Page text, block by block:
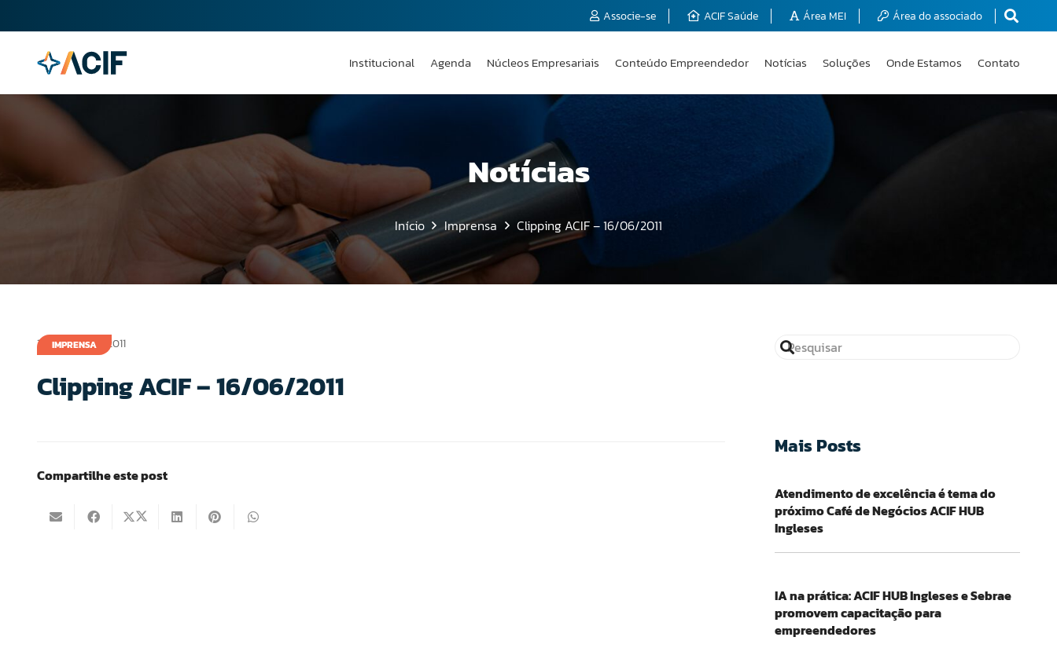
Associe-se ACIF Saúde Área MEI Área do associado
Institucional Agenda Núcleos Empresariais Conteúdo Empreendedor Notícias Soluções Onde Estamos Contato
Notícias
Início Imprensa Clipping ACIF – 16/06/2011
IMPRENSA
17 de junho de 2011
Clipping ACIF – 16/06/2011
Compartilhe este post
Mais Posts
Atendimento de excelência é tema do
próximo Café de Negócios ACIF HUB
Ingleses
IA na prática: ACIF HUB Ingleses e Sebrae
promovem capacitação para
empreendedores